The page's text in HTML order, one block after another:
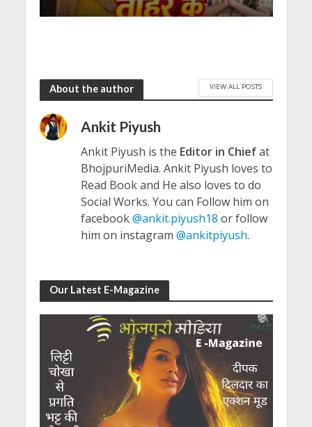
About the author VIEW ALL POSTS
Ankit Piyush
Ankit Piyush is the Editor in Chiefat
BhojpuriMedia. Ankit Piyush loves to
Read Book and He also loves to do
Social Works. You can Follow him on
facebook@ankit.piyush18 or follow
him on instagram @ankitpiyush.
Our Latest E-Magazine